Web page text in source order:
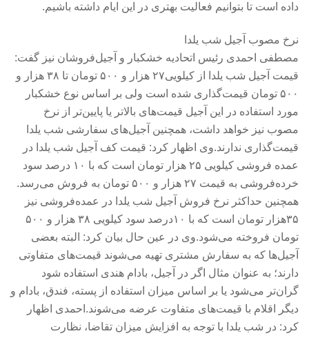
داده است تا بتوانیم فعالیت بهتری در این ایام داشته باشیم.
نرخ مصوب آجیل شب یلدا
مصطفی احمدی رئیس اتحادیه خشکبار و آجیل‌فروشان نیز گفت:
قیمت آجیل شب یلدا از کیلویی۲۷ هزار و ۵۰۰ تومان تا ۳۸ هزار و
۵۰۰ تومان قیمت‌گذاری شده است ولی بر اساس نوع خشکبار
مورد استفاده در این آجیل قیمت‌های بالاتر یا پایین‌تر از نرخ
مصوب نیز خواهد داشت، همچنین آجیل‌های سفارشی شب یلدا
قیمت‌گذاری ندارند.وی اظهار کرد: قیمت کف آجیل شب یلدا در
عمده فروشی کیلویی ۲۵ هزار تومان است که با ۱۰ درصد سود
خرده‌فروشی به قیمت ۲۷ هزار و ۵۰۰ تومان به فروش می‌رسد.
همچنین حداکثر نرخ فروش آجیل شب یلدا در عمده‌فروشی نیز
۳۵هزار تومان است که با ۱۰درصد سود کیلویی ۳۸ هزار و ۵۰۰
تومان فروخته می‌شود.وی در عین حال بیان کرد: البته بعضی
آجیل‌ها که به سفارش مشتری تهیه می‌شوند قیمت‌های متفاوتی
دارند؛ به عنوان مثال اگر در آجیل، بادام هندی استفاده شود
گران‌تر می‌شود یا بر اساس میزان استفاده از پسته، فندق، بادام و
دیگر اقلام با قیمت‌های متفاوت عرضه می‌شوند.احمدی اظهار
کرد: در شب یلدا با توجه به افزایش میزان تقاضا، نظارت